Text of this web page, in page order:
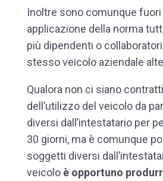
Inoltre sono comunque fuori
applicazione della norma
più dipendenti o
stesso veicolo aziendale
Qualora non ci siano
dell’utilizzo del veicolo da
diversi dall’intestatario per
30 giorni, ma è comunque
soggetti diversi
veicolo è opportuno